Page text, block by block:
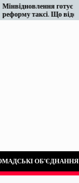
готує
Що відомо
ОБ’ЄДНАННЯ